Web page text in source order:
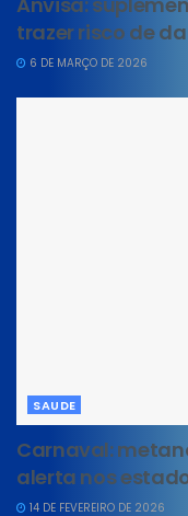
trazer risco de
6 DE MARÇO DE 2026
SAUDE
Carnaval:
alerta nos
14 DE FEVEREIRO DE 2026